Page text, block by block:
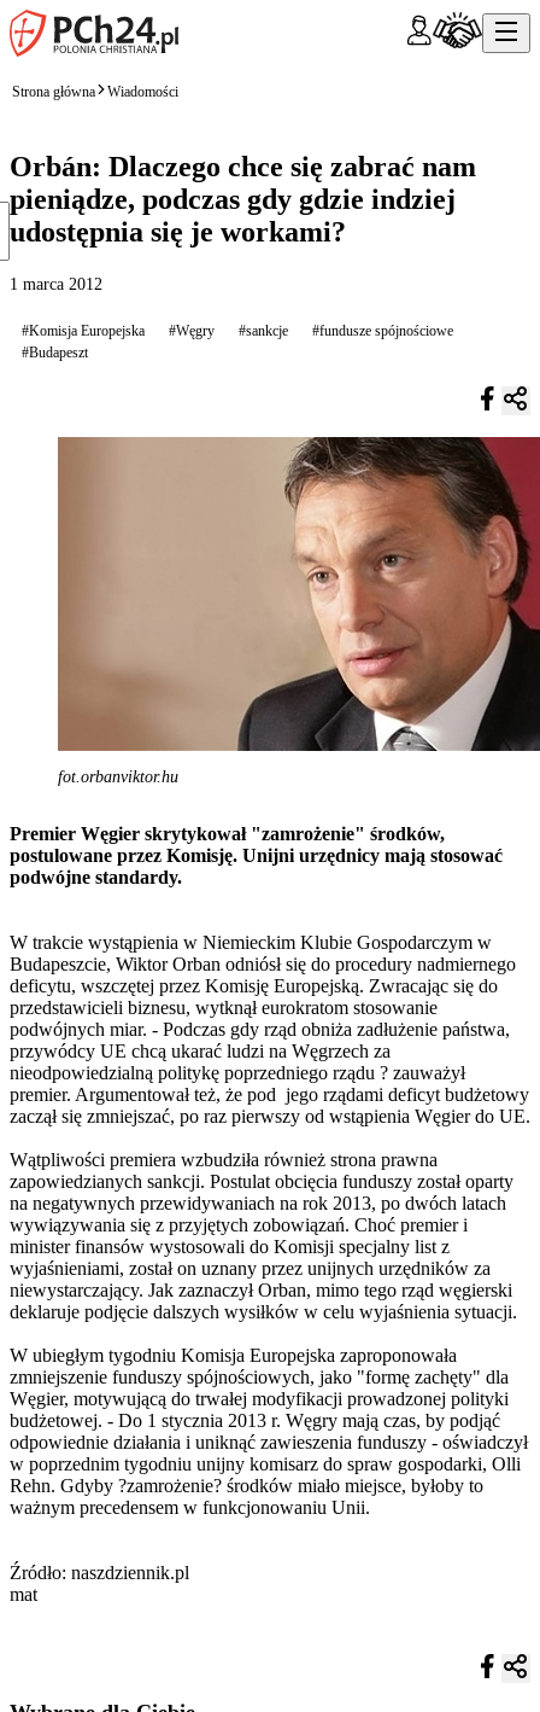
Strona główna Wiadomości
Orbán: Dlaczego chce się zabrać nam
pieniądze, podczas gdy gdzie indziej
udostępnia się je workami?
1 marca 2012
#Komisja Europejska #Węgry #sankcje
#fundusze spójnościowe
#Budapeszt
fot.orbanviktor.hu
Premier Węgier skrytykował "zamrożenie" środków,
postulowane przez Komisję. Unijni urzędnicy mają stosować
podwójne standardy.
W trakcie wystąpienia w Niemieckim Klubie Gospodarczym w
Budapeszcie, Wiktor Orban odniósł się do procedury nadmiernego
deficytu, wszczętej przez Komisję Europejską. Zwracając się do
przedstawicieli biznesu, wytknął eurokratom stosowanie
podwójnych miar. - Podczas gdy rząd obniża zadłużenie państwa,
przywódcy UE chcą ukarać ludzi na Węgrzech za
nieodpowiedzialną politykę poprzedniego rządu ? zauważył
premier. Argumentował też, że pod jego rządami deficyt budżetowy
zaczął się zmniejszać, po raz pierwszy od wstąpienia Węgier do UE.
Wątpliwości premiera wzbudziła również strona prawna
zapowiedzianych sankcji. Postulat obcięcia funduszy został oparty
na negatywnych przewidywaniach na rok 2013, po dwóch latach
wywiązywania się z przyjętych zobowiązań. Choć premier i
minister finansów wystosowali do Komisji specjalny list z
wyjaśnieniami, został on uznany przez unijnych urzędników za
niewystarczający. Jak zaznaczył Orban, mimo tego rząd węgierski
deklaruje podjęcie dalszych wysiłków w celu wyjaśnienia sytuacji.
W ubiegłym tygodniu Komisja Europejska zaproponowała
zmniejszenie funduszy spójnościowych, jako "formę zachęty" dla
Węgier, motywującą do trwałej modyfikacji prowadzonej polityki
budżetowej. - Do 1 stycznia 2013 r. Węgry mają czas, by podjąć
odpowiednie działania i uniknąć zawieszenia funduszy - oświadczył
w poprzednim tygodniu unijny komisarz do spraw gospodarki, Olli
Rehn. Gdyby ?zamrożenie? środków miało miejsce, byłoby to
ważnym precedensem w funkcjonowaniu Unii.
Źródło: naszdziennik.pl
mat